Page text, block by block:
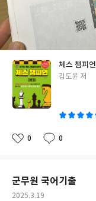
체스 챔피언
글
김도윤 저
좋
0
댓
0
작
군무원 국어기출
작
2025.3.19